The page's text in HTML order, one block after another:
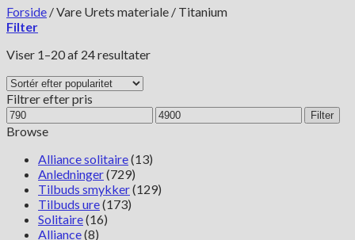
Forside /Vare Urets materiale / Titanium
Filter
Viser 1–20 af 24 resultaterSorteret
Filtrer efter pris
Mindste
pris
Højeste
pris
Filter
Browse
Alliance solitaire(13)
Anledninger(729)
Tilbuds smykker(129)
Tilbuds ure(173)
Solitaire(16)
Alliance(8)